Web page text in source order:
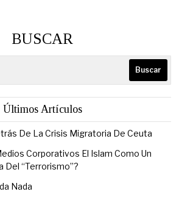
BUSCAR
Buscar
Últimos Artículos
De La Crisis Migratoria De Ceuta
Corporativos El Islam Como Un
Del “Terrorismo”?
Nada